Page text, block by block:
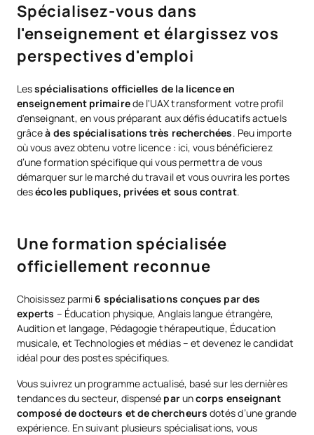
Spécialisez-vous dans
l'enseignement et élargissez vos
perspectives d'emploi
Lesspécialisations officielles de la licence en
enseignement primairede l'UAX transforment votre profil
d'enseignant, en vous préparant aux défis éducatifs actuels
grâceà des spécialisations très recherchées. Peu importe
où vous avez obtenu votre licence : ici, vous bénéficierez
d’une formation spécifique qui vous permettra de vous
démarquer sur le marché du travail et vous ouvrira les portes
desécoles publiques, privées et sous contrat.
Une formation spécialisée
officiellement reconnue
Choisissez parmi 6 spécialisations conçues par des
experts – Éducation physique, Anglais langue étrangère,
Audition et langage, Pédagogie thérapeutique, Éducation
musicale, et Technologies et médias – et devenez le candidat
idéal pour des postes spécifiques.
Vous suivrez un programme actualisé, basé sur les dernières
tendances du secteur, dispensé paruncorps enseignant
composé de docteurs et de chercheurs dotés d’une grande
expérience. En suivant plusieurs spécialisations, vous